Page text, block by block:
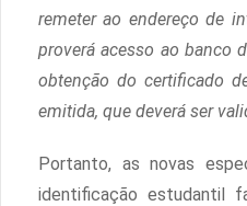
remeter ao endereço de
proverá acesso ao banco
obtenção do certificado
emitida, que deverá ser
Portanto, as novas
identificação estudantil